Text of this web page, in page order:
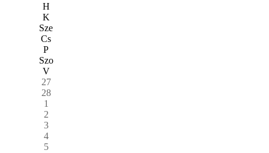
H
K
Sze
Cs
P
Szo
V
27
28
1
2
3
4
5